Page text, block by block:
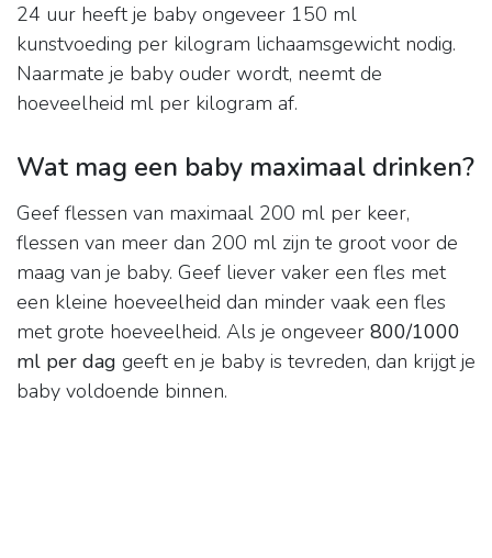
24 uur heeft je baby ongeveer 150 ml
kunstvoeding per kilogram lichaamsgewicht nodig.
Naarmate je baby ouder wordt, neemt de
hoeveelheid ml per kilogram af.
Wat mag een baby maximaal drinken?
Geef flessen van maximaal 200 ml per keer,
flessen van meer dan 200 ml zijn te groot voor de
maag van je baby. Geef liever vaker een fles met
een kleine hoeveelheid dan minder vaak een fles
met grote hoeveelheid. Als je ongeveer 800/1000
ml per dag geeft en je baby is tevreden, dan krijgt je
baby voldoende binnen.